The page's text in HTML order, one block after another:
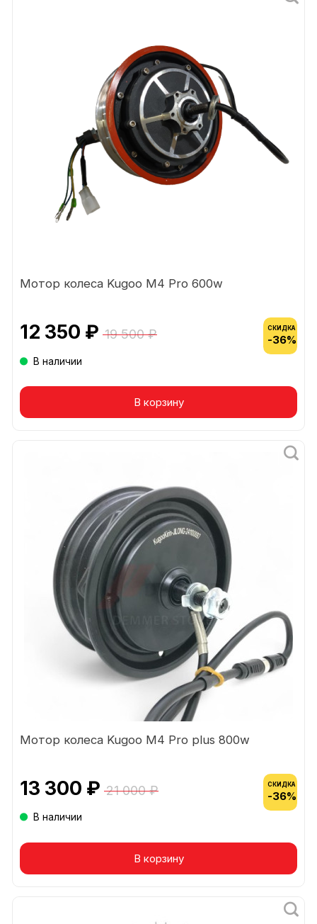
Мотор колеса Kugoo M4 Pro 600w
12 350 ₽ 19 500 ₽ СКИДКА
-36%
В наличии
В корзину
Мотор колеса Kugoo M4 Pro plus 800w
13 300 ₽ 21 000 ₽ СКИДКА
-36%
В наличии
В корзину